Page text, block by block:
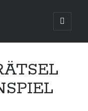
open
primary